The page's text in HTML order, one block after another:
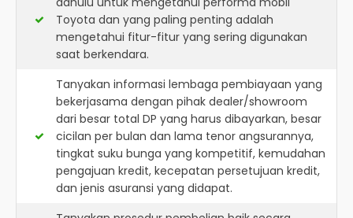
Toyota dan yang paling penting adalah
mengetahui fitur-fitur yang sering digunakan
saat berkendara.
Tanyakan informasi lembaga pembiayaan yang
bekerjasama dengan pihak dealer/showroom
dari besar total DP yang harus dibayarkan, besar
cicilan per bulan dan lama tenor angsurannya,
tingkat suku bunga yang kompetitif, kemudahan
pengajuan kredit, kecepatan persetujuan kredit,
dan jenis asuransi yang didapat.